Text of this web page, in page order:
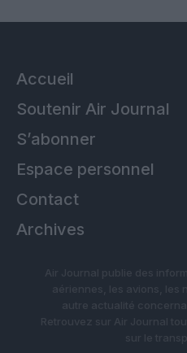
Accueil
Soutenir Air Journal
S’abonner
Espace personnel
Contact
Archives